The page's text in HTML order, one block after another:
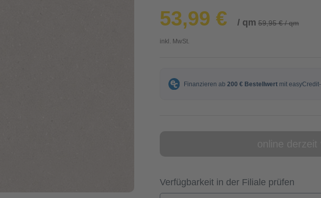
53,99 € / qm 59,95 € / qm
inkl. MwSt.
Verfügbarkeit in der Filiale prüfen